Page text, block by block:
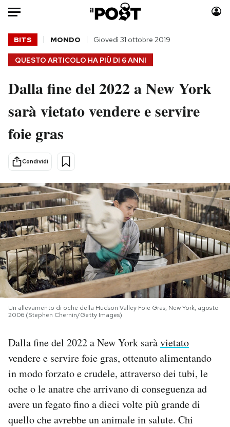
Auto
HOME
Italia
Politica
Tecnologia
Internet
Scienza
Economia
Sport
Moda
Consumismi
Altrecose
Mondiali calcio 2026
PODCAST
NEWSLETTER
I MIEI PREFERITI
CALENDARIO
AREA PERSONALE
QUESTO ARTICOLO HA PIÙ DI 6 ANNI
BITS MONDO Giovedì 31 ottobre 2019
Dalla fine del 2022 a New York
sarà vietato vendere e servire
foie gras
Condividi
Un allevamento di oche della Hudson Valley Foie Gras, New York, agosto
2006 (Stephen Chernin/Getty Images)
Dalla fine del 2022 a New York saràvietato
vendere e servire foie gras, ottenuto alimentando
in modo forzato e crudele, attraverso dei tubi, le
oche o le anatre che arrivano di conseguenza ad
avere un fegato fino a dieci volte più grande di
quello che avrebbe un animale in salute. Chi